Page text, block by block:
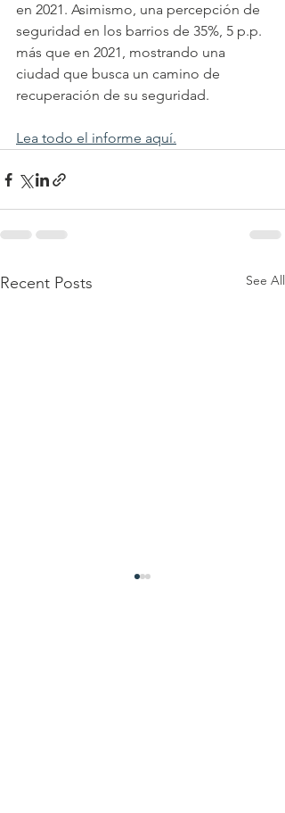
en 2021. Asimismo, una percepción de
seguridad en los barrios de 35%, 5 p.p.
más que en 2021, mostrando una
ciudad que busca un camino de
recuperación de su seguridad.
Lea todo el informe aquí.
Recent Posts See All